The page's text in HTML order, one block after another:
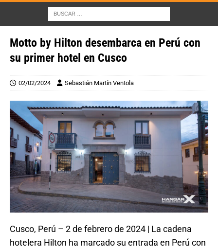
Motto by Hilton desembarca en Perú con
su primer hotel en Cusco
02/02/2024 Sebastián Martín Ventola
Cusco, Perú – 2 de febrero de 2024 | La cadena
hotelera Hilton ha marcado su entrada en Perú con